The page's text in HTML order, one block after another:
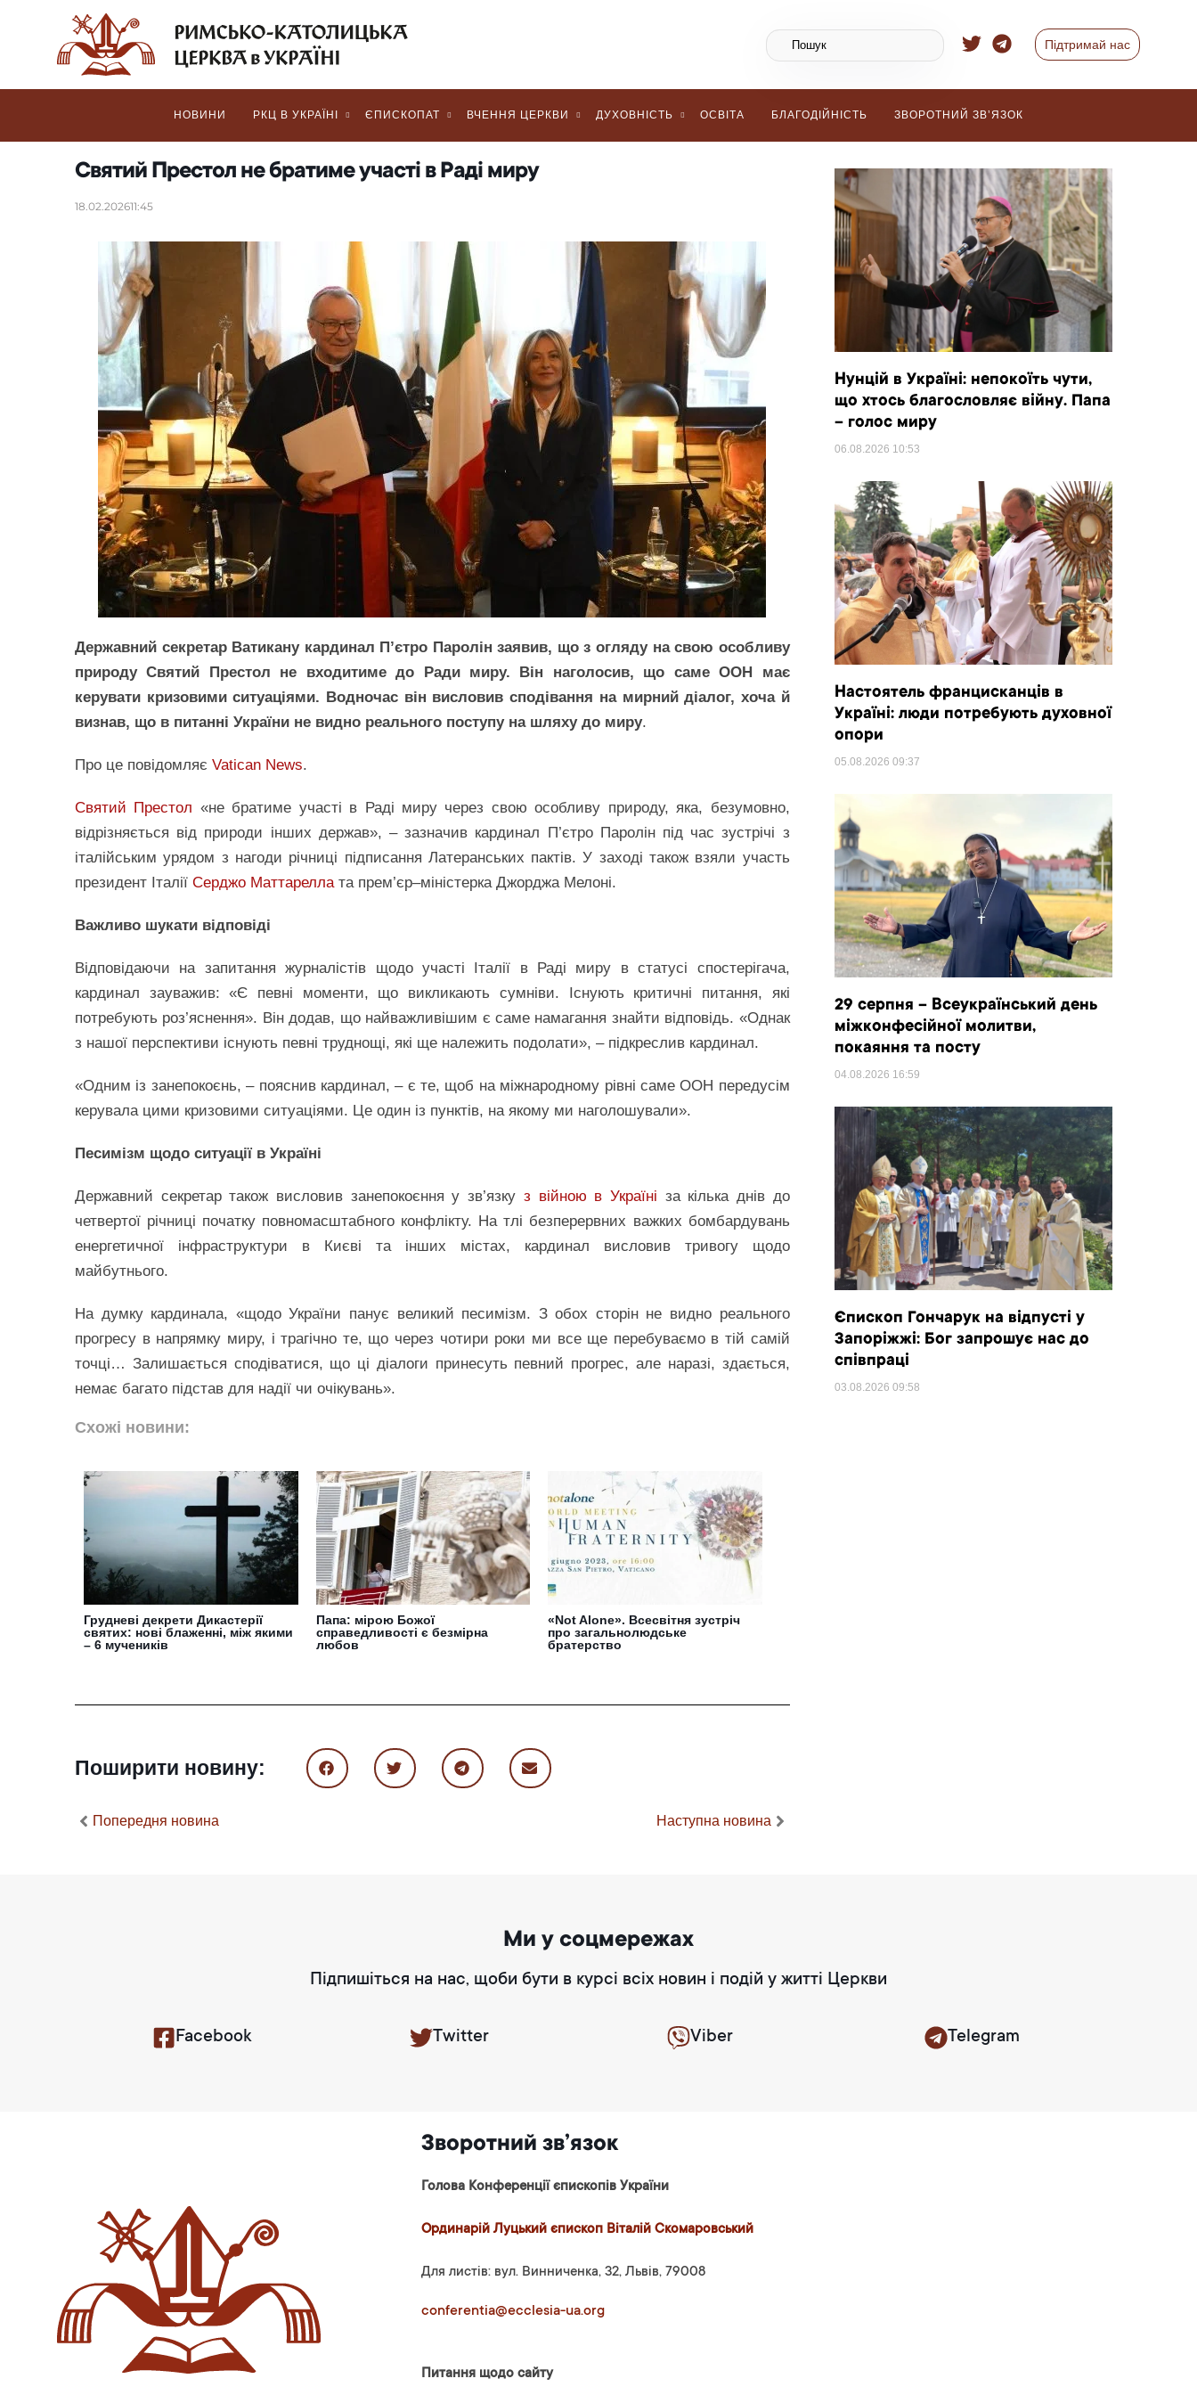
Підтримай нас
НОВИНИ РКЦ В УКРАЇНІ ЄПИСКОПАТ ВЧЕННЯ ЦЕРКВИ ДУХОВНІСТЬ ОСВІТА БЛАГОДІЙНІСТЬ ЗВОРОТНИЙ ЗВ’ЯЗОК
Святий Престол не братиме участі в Раді миру
18.02.202611:45
Державний секретар Ватикану кардинал П’єтро Паролін заявив, що з огляду на свою особливу
природу Святий Престол не входитиме до Ради миру. Він наголосив, що саме ООН має
керувати кризовими ситуаціями. Водночас він висловив сподівання на мирний діалог, хоча й
визнав, що в питанні України не видно реального поступу на шляху до миру.
Про це повідомляє Vatican News.
Святий Престол «не братиме участі в Раді миру через свою особливу природу, яка, безумовно,
відрізняється від природи інших держав», – зазначив кардинал П’єтро Паролін під час зустрічі з
італійським урядом з нагоди річниці підписання Латеранських пактів. У заході також взяли участь
президент Італії Серджо Маттареллата прем’єр–міністерка Джорджа Мелоні.
Важливо шукати відповіді
Відповідаючи на запитання журналістів щодо участі Італії в Раді миру в статусі спостерігача,
кардинал зауважив: «Є певні моменти, що викликають сумніви. Існують критичні питання, які
потребують роз’яснення». Він додав, що найважливішим є саме намагання знайти відповідь. «Однак
з нашої перспективи існують певні труднощі, які ще належить подолати», – підкреслив кардинал.
«Одним із занепокоєнь, – пояснив кардинал, – є те, щоб на міжнародному рівні саме ООН передусім
керувала цими кризовими ситуаціями. Це один із пунктів, на якому ми наголошували».
Песимізм щодо ситуації в Україні
Державний секретар також висловив занепокоєння у зв’язку з війною в Україні за кілька днів до
четвертої річниці початку повномасштабного конфлікту. На тлі безперервних важких бомбардувань
енергетичної інфраструктури в Києві та інших містах, кардинал висловив тривогу щодо
майбутнього.
На думку кардинала, «щодо України панує великий песимізм. З обох сторін не видно реального
прогресу в напрямку миру, і трагічно те, що через чотири роки ми все ще перебуваємо в тій самій
точці… Залишається сподіватися, що ці діалоги принесуть певний прогрес, але наразі, здається,
немає багато підстав для надії чи очікувань».
Схожі новини:
Грудневі декрети Дикастерії
святих: нові блаженні, між якими
– 6 мучеників
Папа: мірою Божої
справедливості є безмірна
любов
«Not Alone». Всесвітня зустріч
про загальнолюдське
братерство
Поширити новину:
Попередня новина Наступна новина
Нунцій в Україні: непокоїть чути,
що хтось благословляє війну. Папа
– голос миру
06.08.2026 10:53
Настоятель францисканців в
Україні: люди потребують духовної
опори
05.08.2026 09:37
29 серпня – Всеукраїнський день
міжконфесійної молитви,
покаяння та посту
04.08.2026 16:59
Єпископ Гончарук на відпусті у
Запоріжжі: Бог запрошує нас до
співпраці
03.08.2026 09:58
Ми у соцмережах
Підпишіться на нас, щоби бути в курсі всіх новин і подій у житті Церкви
Facebook Twitter Viber Telegram
Зворотний зв’язок
Голова Конференції єпископів України
Ординарій Луцький єпископ Віталій Скомаровський
Для листів: вул. Винниченка, 32, Львів, 79008
conferentia@ecclesia-ua.org
Питання щодо сайту